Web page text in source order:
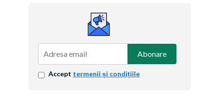
Abonare
Accept termenii și condițiile